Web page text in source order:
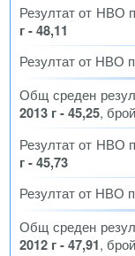
Резултат от НВО
г - 48,11
Резултат от НВО
Общ среден
2013 г - 45,25,
Резултат от НВО
г - 45,73
Резултат от НВО
Общ среден
2012 г - 47,91,